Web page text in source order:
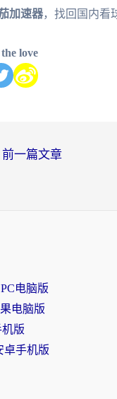
加速器，找回国内看
love
前一篇文章
电脑版
电脑版
版
卓手机版